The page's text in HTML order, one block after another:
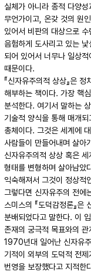
실체가 아니라 종적 다양
무언가이고, 온갖 것의 원
있어서 비판의 대상으로
음험하게 도사리고 있는
되어 있어서 너무나 일상적
때문이다.
『신자유주의적 상상』은
해부하는 책이다. 가장 핵
분석한다. 여기서 말하는
기술적 양식을 통해 매개
총체이다. 그것은 세계에
사람들이 만들어내며 살아
신자유주의적 상상 혹은
형태를 변형하며 살아남았
익숙해져서 그것이 정상적
그렇다면 신자유주의 전에
스미스의 『도덕감정론』
분배되었다고 말한다. 이
존재의 궁극적 목표와의
1970년대 일어난 신자유
기적이 외부의 도덕적 전
번영을 보장했다고 지적한